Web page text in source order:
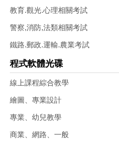
教育.觀光.心理相關考試
警察,消防,法類相關考試
鐵路.郵政.運輸.農業考試
程式軟體光碟
線上課程綜合教學
繪圖、專業設計
專業、幼兒教學
商業、網路、一般